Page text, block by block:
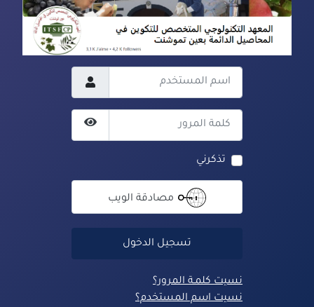
اسم المستخدم
كلمة المرور
عرض كلمة المرور
تذكرني
تسجيل الدخول
نسيت كلمـة المرور؟
نسيت اسم المستخدم؟